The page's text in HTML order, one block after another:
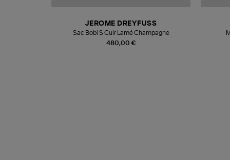
480,00 €
JEROME DREYFUSS
Sac Bobi S Cuir Lamé Champagne